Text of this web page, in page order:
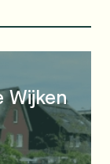
Wijken